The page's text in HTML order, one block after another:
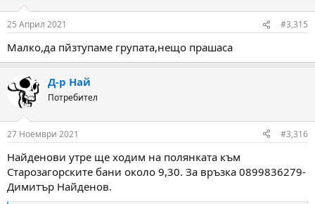
25 Април 2021 #3,315
Малко,да пйзтупаме групата,нещо прашаса
Д-р Най
Потребител
27 Ноември 2021 #3,316
Найденови утре ще ходим на полянката към
Старозагорските бани около 9,30. За връзка 0899836279-
Димитър Найденов.